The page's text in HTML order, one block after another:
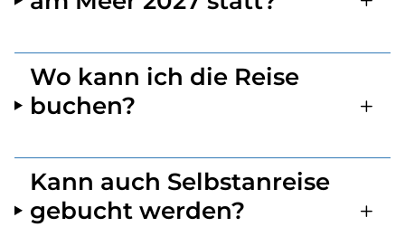
Wo kann ich die Reise
buchen?
Kann auch Selbstanreise
gebucht werden?